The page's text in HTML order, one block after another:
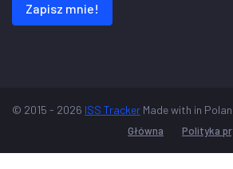
Zapisz mnie!
© 2015 - 2026 ISS Tracker Made with in
Główna Polityka